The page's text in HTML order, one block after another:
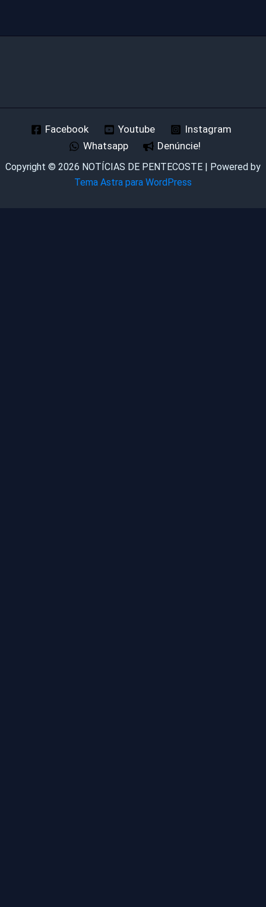
Facebook Youtube
Instagram
Whatsapp
Denúncie!
Copyright © 2026 NOTÍCIAS DE PENTECOSTE | Powered by
Tema Astra para WordPress